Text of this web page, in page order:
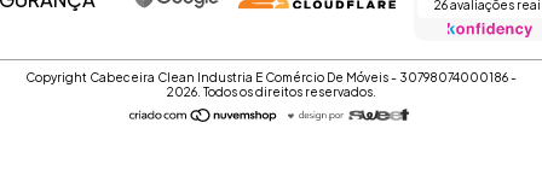
26 avaliações
Copyright Cabeceira Clean Industria E Comércio De Móveis - 30798074000186 -
2026. Todos os direitos reservados.